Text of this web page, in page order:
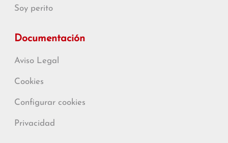
Soy perito
Documentación
Aviso Legal
Cookies
Configurar cookies
Privacidad